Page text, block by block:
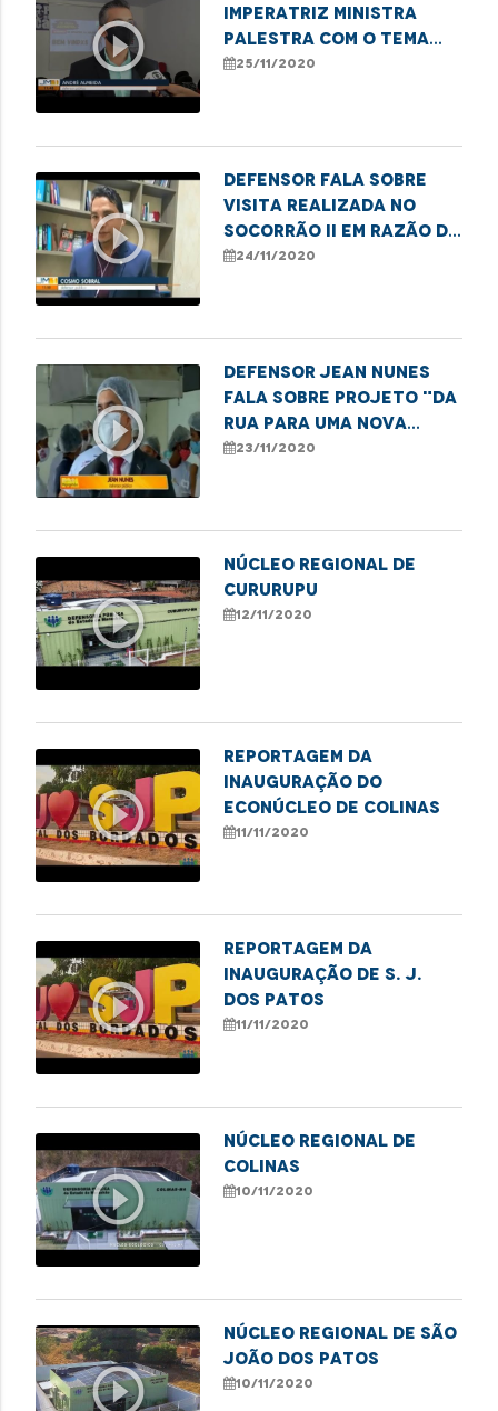
play_circle_outline
Imperatriz ministra
palestra com o tema
"Os desafios da mulher
25/11/2020
play_circle_outline
Defensor fala sobre
visita realizada no
Socorrão II em razão da
demora na realização
24/11/2020
play_circle_outline
Defensor Jean Nunes
fala sobre projeto "Da
rua para uma nova
vida"
23/11/2020
play_circle_outline
Núcleo Regional de
Cururupu
12/11/2020
play_circle_outline
Reportagem da
inauguração do
Econúcleo de Colinas
11/11/2020
play_circle_outline
Reportagem da
inauguração de S. J.
dos Patos
11/11/2020
play_circle_outline
Núcleo Regional de
Colinas
10/11/2020
play_circle_outline
Núcleo Regional de São
João dos Patos
10/11/2020